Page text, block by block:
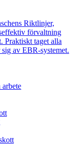
Riktlinjer,
förvaltning
Praktiskt taget alla
av EBR-systemet.
arbete